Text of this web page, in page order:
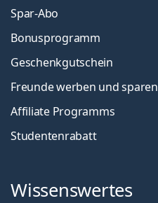
Spar-Abo
Bonusprogramm
Geschenkgutschein
Freunde werben und sparen
Affiliate Programms
Studentenrabatt
Wissenswertes